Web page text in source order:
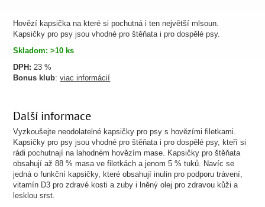
Hovězí kapsička na které si pochutná i ten největší mlsoun.
Kapsičky pro psy jsou vhodné pro štěňata i pro dospělé psy.
Skladom: >10 ks
DPH: 23 %
Bonus klub:viac informácií
Další informace
Vyzkoušejte neodolatelné kapsičky pro psy s hovězími filetkami.
Kapsičky pro psy jsou vhodné pro štěňata i pro dospělé psy, kteří si
rádi pochutnají na lahodném hovězím mase. Kapsičky pro štěňata
obsahují až 88 % masa ve filetkách a jenom 5 % tuků. Navíc se
jedná o funkční kapsičky, které obsahují inulin pro podporu trávení,
vitamín D3 pro zdravé kosti a zuby i lněný olej pro zdravou kůži a
lesklou srst.